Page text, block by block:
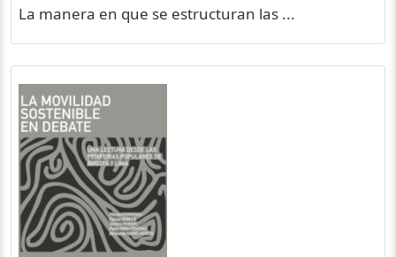
La manera en que se estructuran las ...